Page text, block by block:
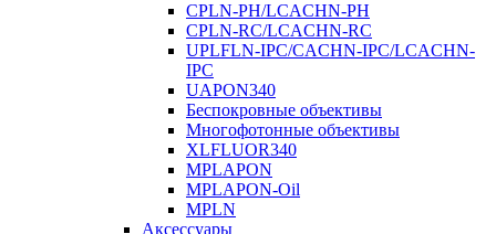
CPLN-PH/LCACHN-PH
CPLN-RC/LCACHN-RC
UPLFLN-IPC/CACHN-IPC/LCACHN-
IPC
UAPON340
Беспокровные объективы
Многофотонные объективы
XLFLUOR340
MPLAPON
MPLAPON-Oil
MPLN
Аксессуары